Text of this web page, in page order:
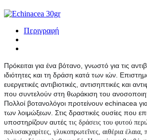
Περιγραφή
Πρόκειται για ένα βότανο, γνωστό για τις
ιδιότητες και τη δράση κατά των ιών.
ευεργετικές αντιβιοτικές, αντισηπτικές και
που συντελούν στη θωράκιση του
Πολλοί βοτανολόγοι προτείνουν echinacea
των λοιμώξεων. Στις δραστικές ουσίες που
υποστηρίζουν αυτές τις δράσεις του φυτού
πολυσακχαρίτες, γλυκοπρωτεΐνες, αιθέρια έλαια,